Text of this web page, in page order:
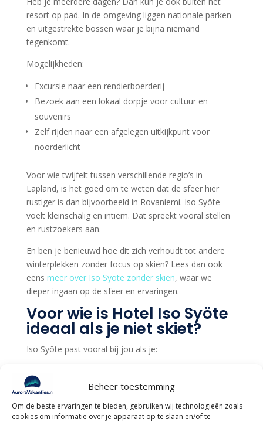
Beheer toestemming
Om de beste ervaringen te bieden, gebruiken wij technologieën zoals
cookies om informatie over je apparaat op te slaan en/of te
resort op pad. In de omgeving liggen nationale parken
en uitgestrekte bossen waar je bijna niemand
tegenkomt.
Mogelijkheden:
Excursie naar een rendierboerderij
Bezoek aan een lokaal dorpje voor cultuur en
souvenirs
Zelf rijden naar een afgelegen uitkijkpunt voor
noorderlicht
Voor wie twijfelt tussen verschillende regio’s in
Lapland, is het goed om te weten dat de sfeer hier
rustiger is dan bijvoorbeeld in Rovaniemi. Iso Syöte
voelt kleinschalig en intiem. Dat spreekt vooral stellen
en rustzoekers aan.
En ben je benieuwd hoe dit zich verhoudt tot andere
winterplekken zonder focus op skiën? Lees dan ook
eens meer over Iso Syöte zonder skiën, waar we
dieper ingaan op de sfeer en ervaringen.
Voor wie is Hotel Iso Syöte
ideaal als je niet skiet?
Iso Syöte past vooral bij jou als je:
Winteractiviteiten wilt doen zonder prestatiedruk
Houdt van wellness en uitzicht
Niet in een massaal wintersportdorp wilt verblijven